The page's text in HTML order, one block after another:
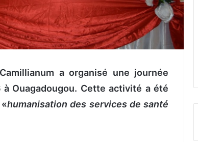
a organisé une journée
Ouagadougou. Cette activité a été
humanisation des services de santé